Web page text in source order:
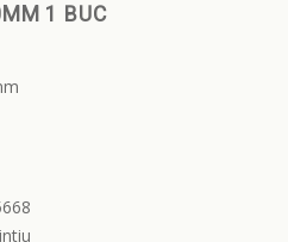
1 BUC